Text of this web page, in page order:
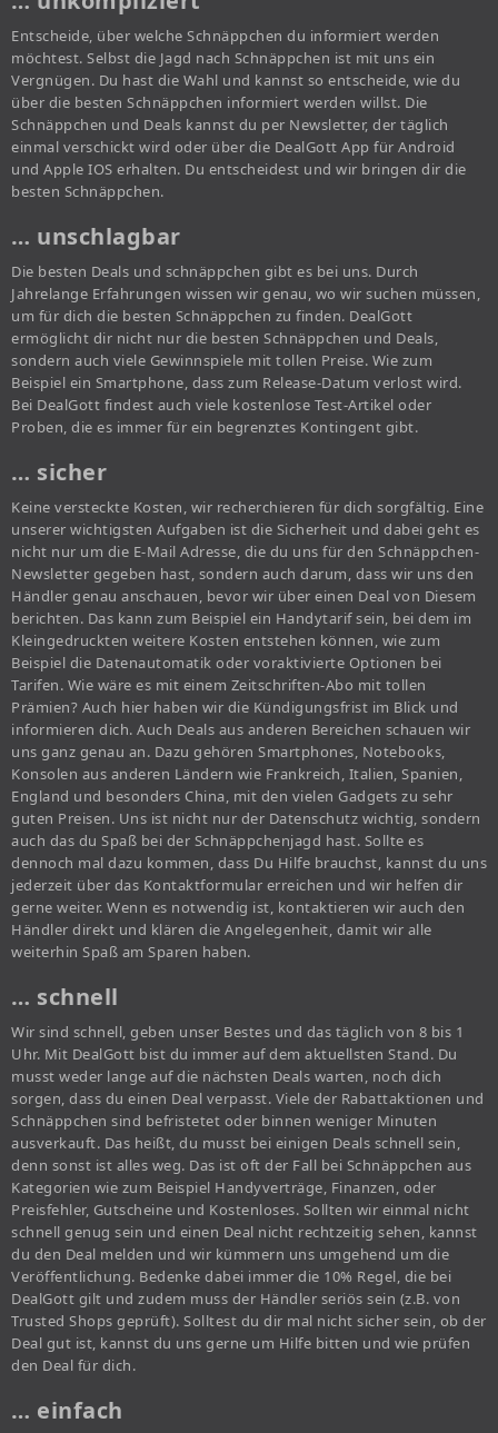
Entscheide, über welche Schnäppchen du informiert werden
möchtest. Selbst die Jagd nach Schnäppchen ist mit uns ein
Vergnügen. Du hast die Wahl und kannst so entscheide, wie du
über die besten Schnäppchen informiert werden willst. Die
Schnäppchen und Deals kannst du per Newsletter, der täglich
einmal verschickt wird oder über die DealGott App für Android
und Apple IOS erhalten. Du entscheidest und wir bringen dir die
besten Schnäppchen.
… unschlagbar
Die besten Deals und schnäppchen gibt es bei uns. Durch
Jahrelange Erfahrungen wissen wir genau, wo wir suchen müssen,
um für dich die besten Schnäppchen zu finden. DealGott
ermöglicht dir nicht nur die besten Schnäppchen und Deals,
sondern auch viele Gewinnspiele mit tollen Preise. Wie zum
Beispiel ein Smartphone, dass zum Release-Datum verlost wird.
Bei DealGott findest auch viele kostenlose Test-Artikel oder
Proben, die es immer für ein begrenztes Kontingent gibt.
… sicher
Keine versteckte Kosten, wir recherchieren für dich sorgfältig. Eine
unserer wichtigsten Aufgaben ist die Sicherheit und dabei geht es
nicht nur um die E-Mail Adresse, die du uns für den Schnäppchen-
Newsletter gegeben hast, sondern auch darum, dass wir uns den
Händler genau anschauen, bevor wir über einen Deal von Diesem
berichten. Das kann zum Beispiel ein Handytarif sein, bei dem im
Kleingedruckten weitere Kosten entstehen können, wie zum
Beispiel die Datenautomatik oder voraktivierte Optionen bei
Tarifen. Wie wäre es mit einem Zeitschriften-Abo mit tollen
Prämien? Auch hier haben wir die Kündigungsfrist im Blick und
informieren dich. Auch Deals aus anderen Bereichen schauen wir
uns ganz genau an. Dazu gehören Smartphones, Notebooks,
Konsolen aus anderen Ländern wie Frankreich, Italien, Spanien,
England und besonders China, mit den vielen Gadgets zu sehr
guten Preisen. Uns ist nicht nur der Datenschutz wichtig, sondern
auch das du Spaß bei der Schnäppchenjagd hast. Sollte es
dennoch mal dazu kommen, dass Du Hilfe brauchst, kannst du uns
jederzeit über das Kontaktformular erreichen und wir helfen dir
gerne weiter. Wenn es notwendig ist, kontaktieren wir auch den
Händler direkt und klären die Angelegenheit, damit wir alle
weiterhin Spaß am Sparen haben.
… schnell
Wir sind schnell, geben unser Bestes und das täglich von 8 bis 1
Uhr. Mit DealGott bist du immer auf dem aktuellsten Stand. Du
musst weder lange auf die nächsten Deals warten, noch dich
sorgen, dass du einen Deal verpasst. Viele der Rabattaktionen und
Schnäppchen sind befristetet oder binnen weniger Minuten
ausverkauft. Das heißt, du musst bei einigen Deals schnell sein,
denn sonst ist alles weg. Das ist oft der Fall bei Schnäppchen aus
Kategorien wie zum Beispiel Handyverträge, Finanzen, oder
Preisfehler, Gutscheine und Kostenloses. Sollten wir einmal nicht
schnell genug sein und einen Deal nicht rechtzeitig sehen, kannst
du den Deal melden und wir kümmern uns umgehend um die
Veröffentlichung. Bedenke dabei immer die 10% Regel, die bei
DealGott gilt und zudem muss der Händler seriös sein (z.B. von
Trusted Shops geprüft). Solltest du dir mal nicht sicher sein, ob der
Deal gut ist, kannst du uns gerne um Hilfe bitten und wie prüfen
den Deal für dich.
… einfach